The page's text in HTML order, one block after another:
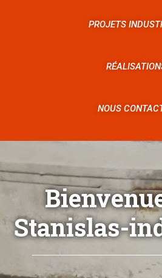
PROJETS
NOUS
Stanislas-